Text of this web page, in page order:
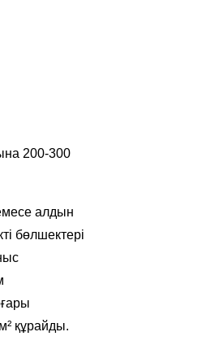
200-300
алдын
бөлшектері
құрайды.